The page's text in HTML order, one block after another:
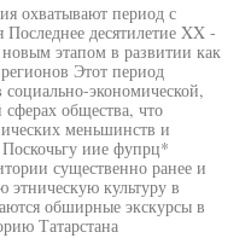
охватывают период с
Последнее десятилетие XX -
новым этапом в развитии как
Этот период
экономической,
сферах общества, что
меньшинств и
иие фупрц*
существенно ранее и
культуру в
обширные экскурсы в
Татарстана